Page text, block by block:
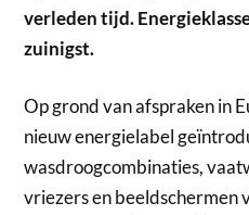
verleden tijd.
zuinigst.
Op grond van afspraken in
nieuw energielabel
wasdroogcombinaties,
vriezers en beeldschermen